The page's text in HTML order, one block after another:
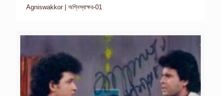
Agniswakkor | অগ্নিস্বাক্ষর-01